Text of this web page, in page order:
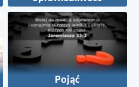
Pojąć